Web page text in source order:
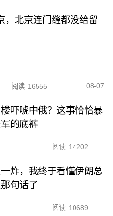
，北京连门缝都没给留
阅读 16555 08-07
吓唬中俄？这事恰恰暴
的底裤
阅读 14202
炸，我终于看懂伊朗总
句话了
阅读 10689